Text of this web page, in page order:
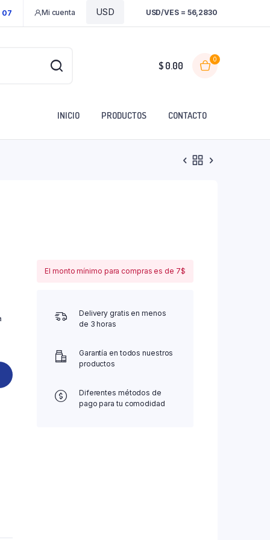
07 Mi cuenta USD/VES = 56,2830
$ 0.00
0
INICIO PRODUCTOS CONTACTO
El monto mínimo para compras es de 7$
Delivery gratis en menos
de 3 horas
Garantía en todos nuestros
productos
Diferentes métodos de
pago para tu comodidad